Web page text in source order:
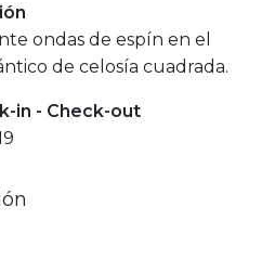
ondas de espín en el
de celosía cuadrada.
in - Check-out